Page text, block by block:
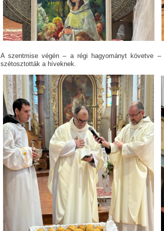
A szentmise végén – a régi hagyományt követve –
szétosztották a híveknek.